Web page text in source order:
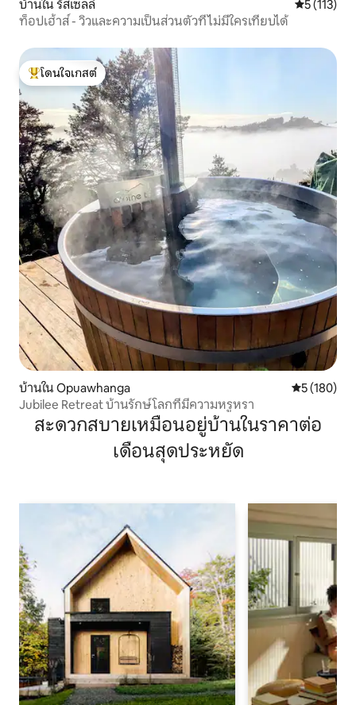
บ้านใน รัสเซลล์ คะแนนเฉลี่
5 (113)
ท็อปเฮ้าส์ - วิวและความเป็นส่วนตัวที่ไม่มีใครเทียบได้
โดนใจเกสต์ที่สุด
โดนใจเกสต์
บ้านใน Opuawhanga คะแนนเฉลี่ย
5 (180)
Jubilee Retreat บ้านรักษ์โลกที่มีความหรูหรา
สะดวกสบายเหมือนอยู่บ้านในราคาต่อ
เดือนสุดประหยัด